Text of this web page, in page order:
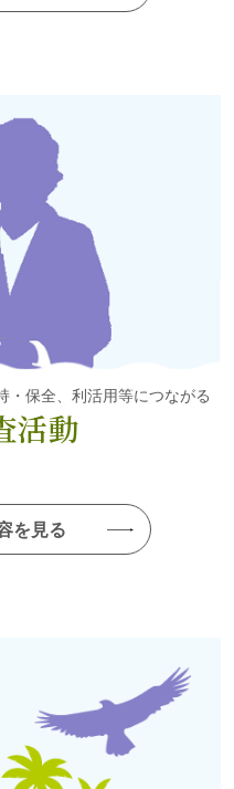
・保全、利活用等につながる
活動
を見る